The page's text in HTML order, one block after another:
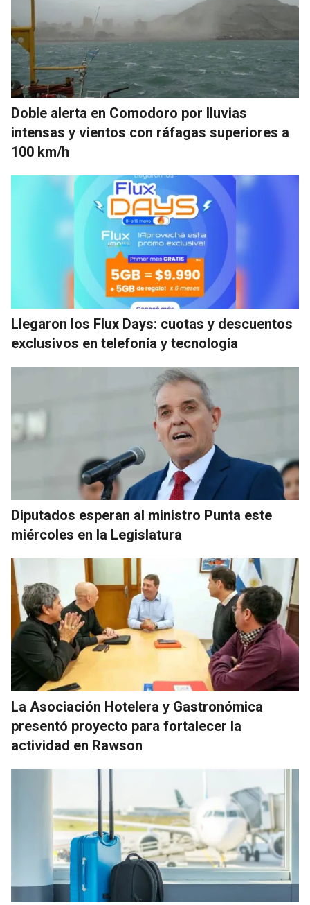
Doble alerta en Comodoro por lluvias
intensas y vientos con ráfagas superiores a
100 km/h
Llegaron los Flux Days: cuotas y descuentos
exclusivos en telefonía y tecnología
Diputados esperan al ministro Punta este
miércoles en la Legislatura
La Asociación Hotelera y Gastronómica
presentó proyecto para fortalecer la
actividad en Rawson